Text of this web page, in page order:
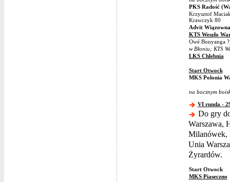
PKS Radość
Krzysztof
Krawczyk 80
Advit Wiązowna
KTS Weszło
Owé Bonyanga
w Błoniu; KTS
LKS Chlebnia
Start Otwock
MKS Polonia
na bocznym
VI runda -
Do gry
Warszawa,
Milanówek,
Unia
Żyrardów.
Start Otwock
MKS Piaseczno